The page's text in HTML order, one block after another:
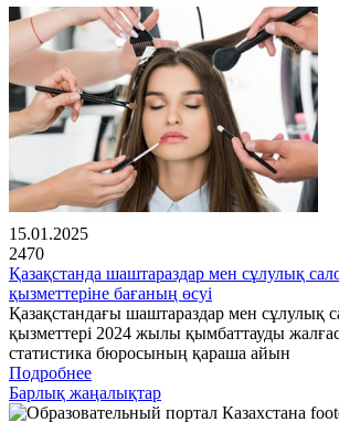
15.01.2025
2470
Қазақстанда шаштараздар мен сұлулық
қызметтеріне бағаның өсуі
Қазақстандағы шаштараздар мен сұлулық
қызметтері 2024 жылы қымбаттауды
статистика бюросының қараша айын
Подробнее
Барлық жаңалықтар